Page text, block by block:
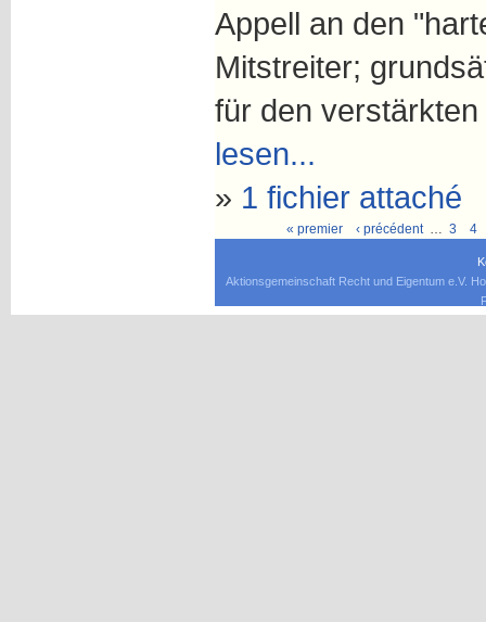
Appell an den
Mitstreiter;
für den
lesen...
» 1 fichier attaché
« premier ‹ précédent … 3 4
Aktionsgemeinschaft Recht und Eigentum e.V.